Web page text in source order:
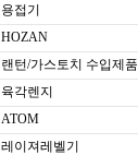
용접기
HOZAN
랜턴/가스토치 수입제품
육각렌지
ATOM
레이져레벨기